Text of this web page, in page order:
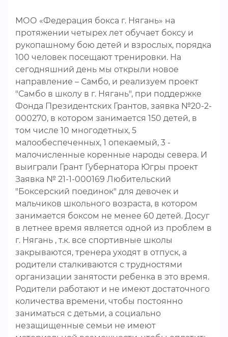
МОО «Федерация бокса г. Нягань» на
протяжении четырех лет обучает боксу и
рукопашному бою детей и взрослых, порядка
100 человек посещают тренировки. На
сегодняшний день мы открыли новое
направление – Самбо, и реализуем проект
"Самбо в школу в г. Нягань", при поддержке
Фонда Президентских Грантов, заявка №20-2-
000270, в котором занимается 150 детей, в
том числе 10 многодетных, 5
малообеспеченных, 1 опекаемый, 3 -
малочисленные коренные народы севера. И
выиграли Грант Губернатора Югры проект
Заявка № 21-1-000169 Любительский
"Боксерский поединок" для девочек и
мальчиков школьного возраста, в котором
занимается боксом не менее 60 детей. Досуг
в летнее время является одной из проблем в
г. Нягань , т.к. все спортивные школы
закрываются, тренера уходят в отпуск, а
родители сталкиваются с трудностями
организации занятости ребенка в это время.
Родители работают и не имеют достаточного
количества времени, чтобы постоянно
заниматься с детьми, а социально
незащищенные семьи не имеют